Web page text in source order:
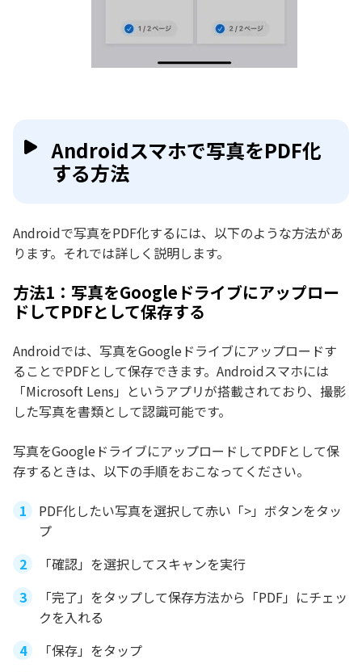
Androidスマホで写真をPDF化
する方法
Androidで写真をPDF化するには、以下のような方法があ
ります。それでは詳しく説明します。
方法1：写真をGoogleドライブにアップロー
ドしてPDFとして保存する
Androidでは、写真をGoogleドライブにアップロードす
ることでPDFとして保存できます。Androidスマホには
「Microsoft Lens」というアプリが搭載されており、撮影
した写真を書類として認識可能です。
写真をGoogleドライブにアップロードしてPDFとして保
存するときは、以下の手順をおこなってください。
PDF化したい写真を選択して赤い「>」ボタンをタッ
プ
「確認」を選択してスキャンを実行
「完了」をタップして保存方法から「PDF」にチェッ
クを入れる
「保存」をタップ